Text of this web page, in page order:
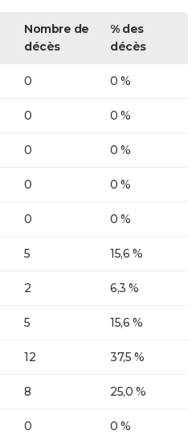
Nombre de
décès
% des
décès
0 0 %
0 0 %
0 0 %
0 0 %
0 0 %
5 15,6 %
2 6,3 %
5 15,6 %
12 37,5 %
8 25,0 %
0 0 %